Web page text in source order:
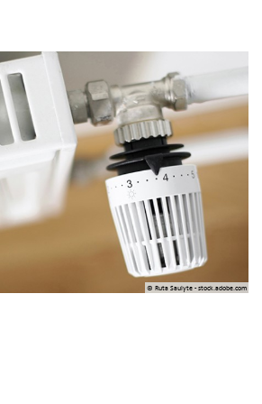
© Ruta Saulyte - stock.adobe.com